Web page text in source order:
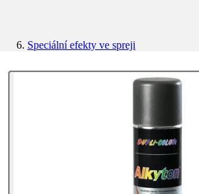
Speciální efekty ve spreji